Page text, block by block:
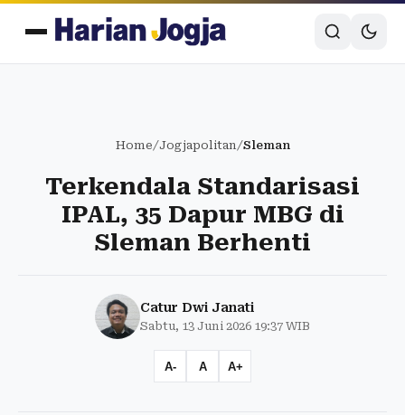
Home/Jogjapolitan/Sleman
Terkendala Standarisasi
IPAL, 35 Dapur MBG di
Sleman Berhenti
Catur Dwi Janati
Sabtu, 13 Juni 2026 19:37 WIB
A- A A+